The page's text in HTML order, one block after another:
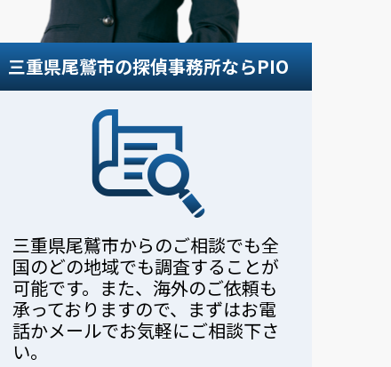
三重県尾鷲市の探偵事務所ならPIO
三重県尾鷲市からのご相談でも全
国のどの地域でも調査することが
可能です。また、海外のご依頼も
承っておりますので、まずはお電
話かメールでお気軽にご相談下さ
い。